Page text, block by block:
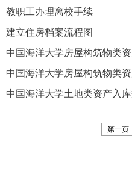
教职工办理离校手续
建立住房档案流程图
中国海洋大学房屋构筑物类
中国海洋大学土地类资产入
第一页